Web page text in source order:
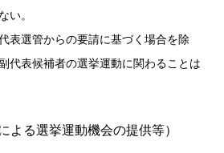
い。
表選管からの要請に基づく場合を除
代表候補者の選挙運動に関わることは
よる選挙運動機会の提供等）